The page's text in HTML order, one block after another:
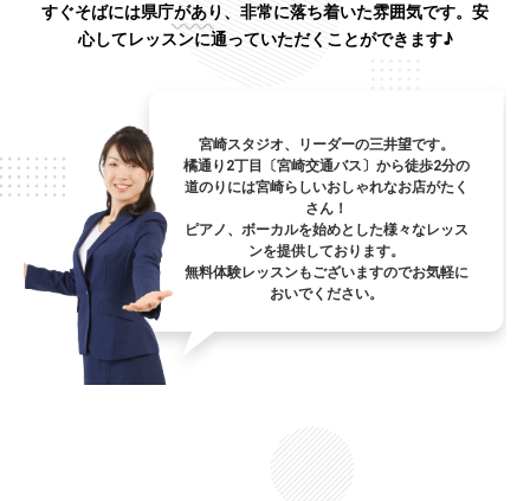
すぐそばには県庁があり、非常に落ち着いた雰囲気です。 安
心してレッスンに通っていただくことができます♪
宮崎スタジオ、リーダーの三井望です。
橘通り2丁目〔宮崎交通バス〕から徒歩2分の
道のりには宮崎らしいおしゃれなお店がたく
さん！
ピアノ、ボーカルを始めとした様々なレッス
ンを提供しております。
無料体験レッスンもございますのでお気軽に
おいでください。